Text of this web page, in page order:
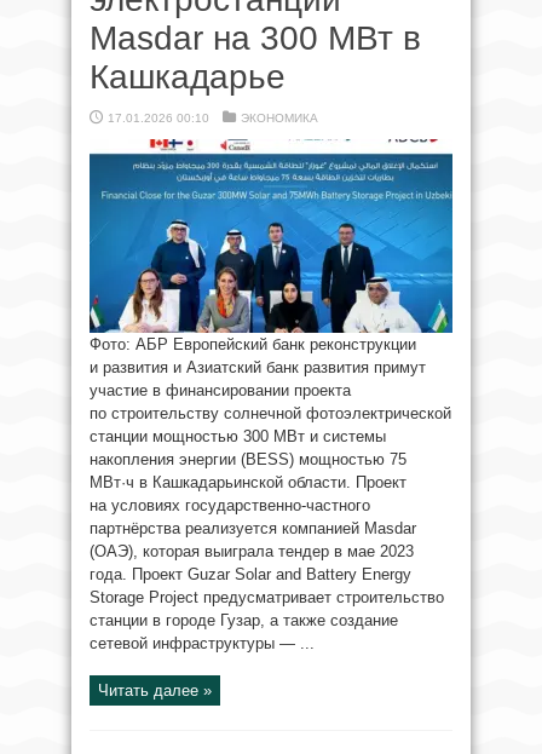
Masdar на 300 МВт в
Кашкадарье
17.01.2026 00:10 ЭКОНОМИКА
Фото: АБР Европейский банк реконструкции
и развития и Азиатский банк развития примут
участие в финансировании проекта
по строительству солнечной фотоэлектрической
станции мощностью 300 МВт и системы
накопления энергии (BESS) мощностью 75
МВт·ч в Кашкадарьинской области. Проект
на условиях государственно-частного
партнёрства реализуется компанией Masdar
(ОАЭ), которая выиграла тендер в мае 2023
года. Проект Guzar Solar and Battery Energy
Storage Project предусматривает строительство
станции в городе Гузар, а также создание
сетевой инфраструктуры — ...
Читать далее »